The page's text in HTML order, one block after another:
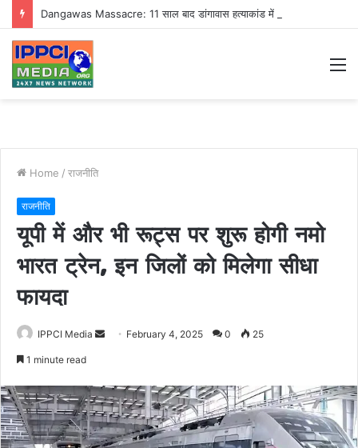
Home / राजनीति
राजनीति
यूपी में और भी रूट्स पर शुरू होगी नमो
भारत ट्रेन, इन जिलों को मिलेगा सीधा
फायदा
IPPCI Media
Send February 4, 2025 0 25
1 minute read